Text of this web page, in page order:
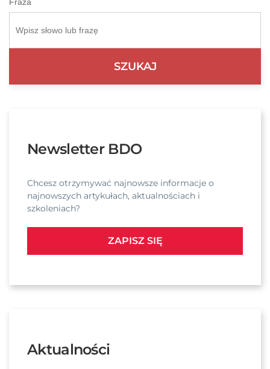
Newsletter BDO
Chcesz otrzymywać najnowsze informacje o
najnowszych artykułach, aktualnościach i
szkoleniach?
ZAPISZ SIĘ
Aktualności